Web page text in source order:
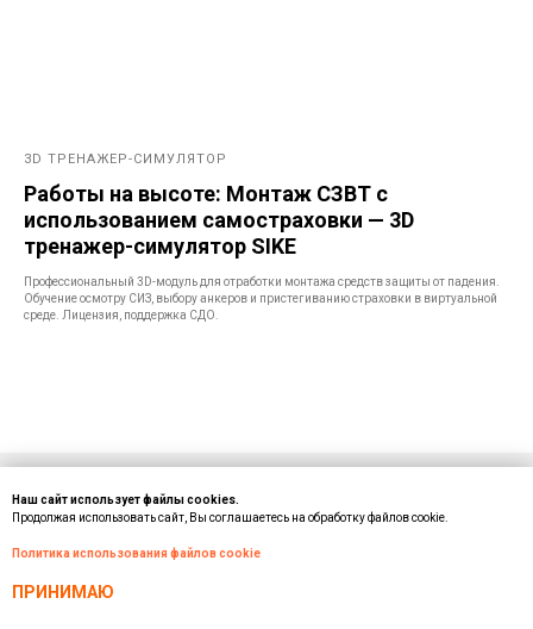
3D ТРЕНАЖЕР-СИМУЛЯТОР
Работы на высоте: Монтаж СЗВТ с
использованием самостраховки — 3D
тренажер-симулятор SIKE
Профессиональный 3D-модуль для отработки монтажа средств защиты от падения.
Обучение осмотру СИЗ, выбору анкеров и пристегиванию страховки в виртуальной
среде. Лицензия, поддержка СДО.
Наш сайт использует файлы cookies.
Продолжая использовать сайт, Вы соглашаетесь на обработку файлов cookie.
Политика использования файлов cookie
ПРИНИМАЮ
Внимание! Информация о товарах на сайте носит
справочный характер и не является публичной офертой,
Для уточнения комплектации и стоимости обращайтесь к